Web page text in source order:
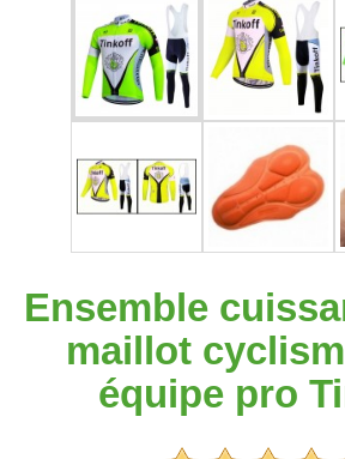
Ensemble
maillot
équipe pro